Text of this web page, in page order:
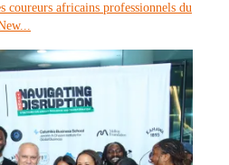
coureurs africains professionnels du